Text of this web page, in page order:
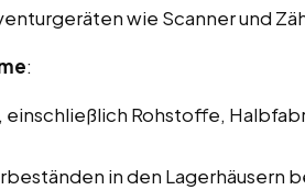
wie Scanner und
:
einschließlich Rohstoffe,
in den Lagerhäusern